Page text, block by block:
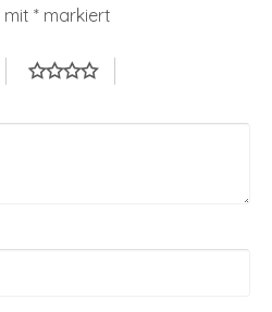
mit * markiert